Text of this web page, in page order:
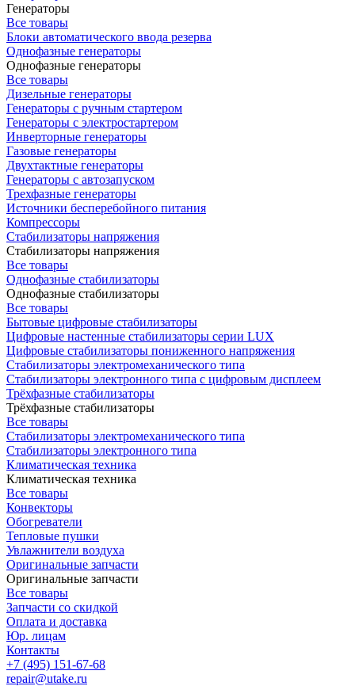
Генераторы
Все товары
Блоки автоматического ввода резерва
Однофазные генераторы
Однофазные генераторы
Все товары
Дизельные генераторы
Генераторы с ручным стартером
Генераторы с электростартером
Инверторные генераторы
Газовые генераторы
Двухтактные генераторы
Генераторы с автозапуском
Трехфазные генераторы
Источники бесперебойного питания
Компрессоры
Стабилизаторы напряжения
Стабилизаторы напряжения
Все товары
Однофазные стабилизаторы
Однофазные стабилизаторы
Все товары
Бытовые цифровые стабилизаторы
Цифровые настенные стабилизаторы серии LUX
Цифровые стабилизаторы пониженного напряжения
Стабилизаторы электромеханического типа
Стабилизаторы электронного типа с цифровым дисплеем
Трёхфазные стабилизаторы
Трёхфазные стабилизаторы
Все товары
Стабилизаторы электромеханического типа
Стабилизаторы электронного типа
Климатическая техника
Климатическая техника
Все товары
Конвекторы
Обогреватели
Тепловые пушки
Увлажнители воздуха
Оригинальные запчасти
Оригинальные запчасти
Все товары
Запчасти со скидкой
Оплата и доставка
Юр. лицам
Контакты
+7 (495) 151-67-68
repair@utake.ru